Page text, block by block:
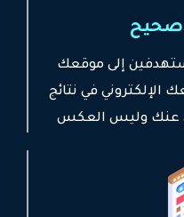
صحيح
إلى موقعك
الإلكتروني في نتائج
عنك وليس العكس